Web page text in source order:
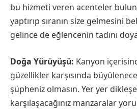
bu hizmeti veren acenteler
yaptırıp sıranın size gelmesini
gelince de eğlencenin tadını
Doğa Yürüyüşü: Kanyon
güzellikler karşısında
şüpheniz olmasın. Yer yer
karşılaşacağınız manzaralar